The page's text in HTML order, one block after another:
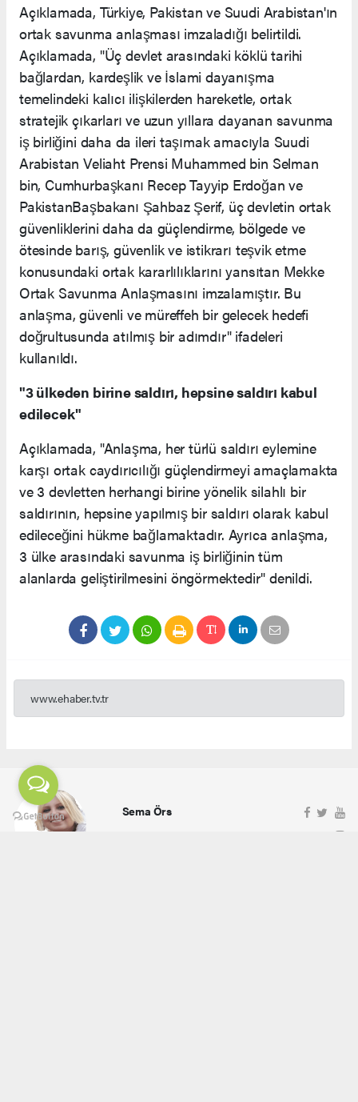
Açıklamada, Türkiye, Pakistan ve Suudi Arabistan'ın
ortak savunma anlaşması imzaladığı belirtildi.
Açıklamada, "Üç devlet arasındaki köklü tarihi
bağlardan, kardeşlik ve İslami dayanışma
temelindeki kalıcı ilişkilerden hareketle, ortak
stratejik çıkarları ve uzun yıllara dayanan savunma
iş birliğini daha da ileri taşımak amacıyla Suudi
Arabistan Veliaht Prensi Muhammed bin Selman
bin, Cumhurbaşkanı Recep Tayyip Erdoğan ve
PakistanBaşbakanı Şahbaz Şerif, üç devletin ortak
güvenliklerini daha da güçlendirme, bölgede ve
ötesinde barış, güvenlik ve istikrarı teşvik etme
konusundaki ortak kararlılıklarını yansıtan Mekke
Ortak Savunma Anlaşmasını imzalamıştır. Bu
anlaşma, güvenli ve müreffeh bir gelecek hedefi
doğrultusunda atılmış bir adımdır" ifadeleri
kullanıldı.
"3 ülkeden birine saldırı, hepsine saldırı kabul
edilecek"
Açıklamada, "Anlaşma, her türlü saldırı eylemine
karşı ortak caydırıcılığı güçlendirmeyi amaçlamakta
ve 3 devletten herhangi birine yönelik silahlı bir
saldırının, hepsine yapılmış bir saldırı olarak kabul
edileceğini hükme bağlamaktadır. Ayrıca anlaşma,
3 ülke arasındaki savunma iş birliğinin tüm
alanlarda geliştirilmesini öngörmektedir" denildi.
www.ehaber.tv.tr
Sema Örs